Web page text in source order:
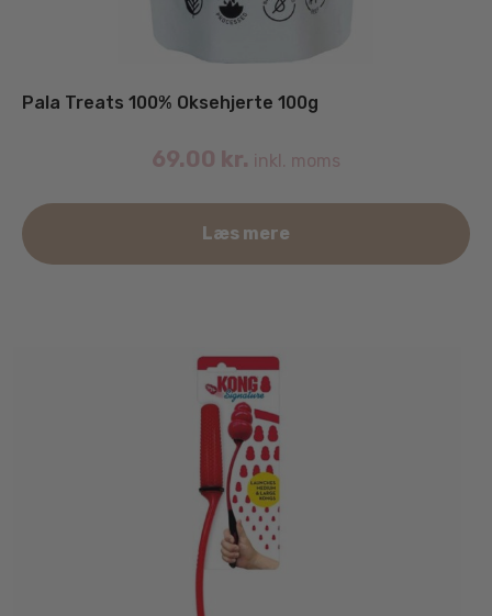
Pala Treats 100% Oksehjerte 100g
69.00 kr. inkl. moms
Læs mere